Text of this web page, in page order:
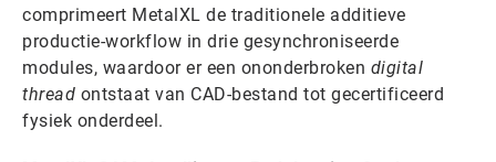
comprimeert MetalXL de traditionele additieve
productie-workflow in drie gesynchroniseerde
modules, waardoor er een ononderbroken digital
thread ontstaat van CAD-bestand tot gecertificeerd
fysiek onderdeel.